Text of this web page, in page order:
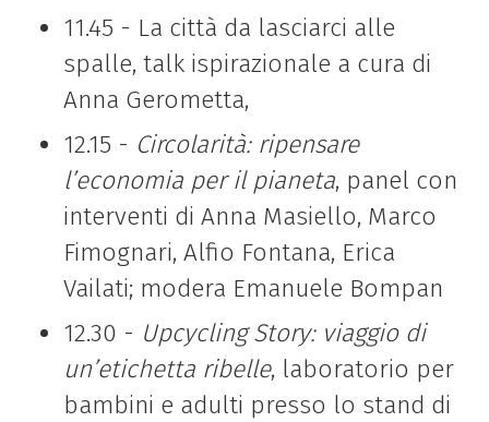
11.45 - La città da lasciarci alle
spalle, talk ispirazionale a cura di
Anna Gerometta,
12.15 - Circolarità: ripensare
l’economia per il pianeta, panel con
interventi di Anna Masiello, Marco
Fimognari, Alfio Fontana, Erica
Vailati; modera Emanuele Bompan
12.30 - Upcycling Story: viaggio di
un’etichetta ribelle, laboratorio per
bambini e adulti presso lo stand di